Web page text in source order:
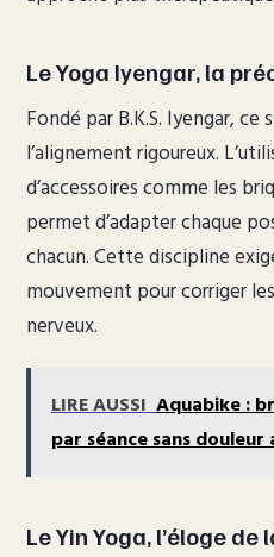
Le Yoga Iyengar, la
Fondé par B.K.S. Iyengar, ce
l’alignement rigoureux.
d’accessoires comme les
permet d’adapter chaque
chacun. Cette discipline
mouvement pour corriger
nerveux.
LIRE AUSSI Aquabike :
par séance sans
Le Yin Yoga, l’éloge de